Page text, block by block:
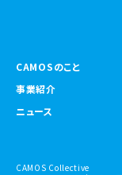
CAMOSのこと
事業紹介
ニュース
CAMOS Collective